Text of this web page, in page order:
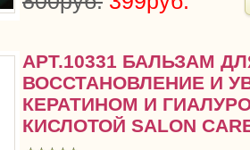
АРТ.10331 БАЛЬЗАМ
ВОССТАНОВЛЕНИЕ И
КЕРАТИНОМ И
КИСЛОТОЙ SALON